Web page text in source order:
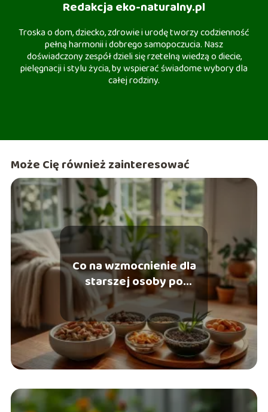
Redakcja eko-naturalny.pl
Troska o dom, dziecko, zdrowie i urodę tworzy codzienność
pełną harmonii i dobrego samopoczucia. Nasz
doświadczony zespół dzieli się rzetelną wiedzą o diecie,
pielęgnacji i stylu życia, by wspierać świadome wybory dla
całej rodziny.
Może Cię również zainteresować
Co na wzmocnienie dla
starszej osoby po
chorobie? Sprawdź
najlepsze opcje!